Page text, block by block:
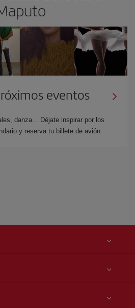
eventos
danza... Déjate inspirar por los
y reserva tu billete de avión